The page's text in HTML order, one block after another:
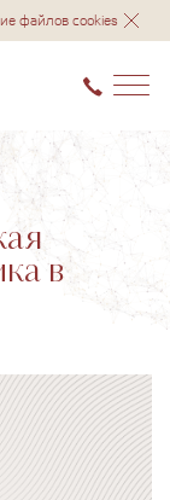
файлов cookies
в